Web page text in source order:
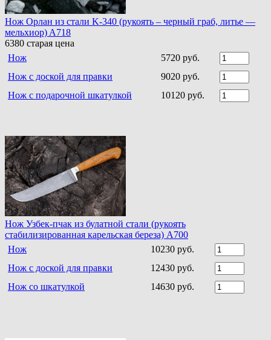
Нож Орлан из стали K-340 (рукоять – черный граб, литье —
мельхиор) A718
6380 старая цена
Нож
5720 руб.
Нож с доской для правки
9020 руб.
Нож с подарочной шкатулкой
10120 руб.
Нож Узбек-пчак из булатной стали (рукоять
стабилизированная карельская береза) A700
Нож
10230 руб.
Нож с доской для правки
12430 руб.
Нож со шкатулкой
14630 руб.